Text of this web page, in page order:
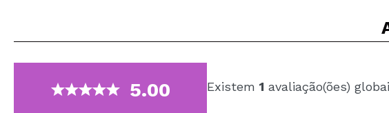
5.00 Existem 1 avaliação(ões)